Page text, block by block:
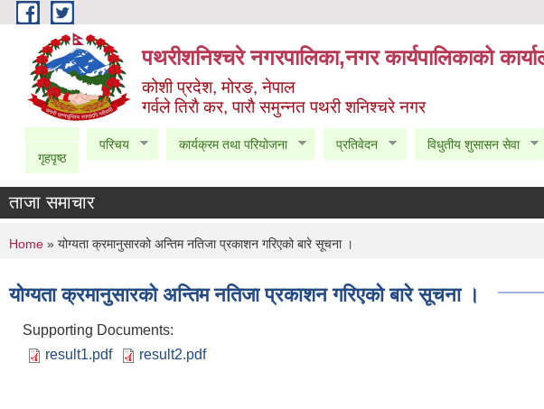
Skip to main content
पथरीशनिश्चरे नगरपालिका,नगर कार्यपालिकाको
कोशी प्रदेश, मोरङ, नेपाल
गर्वले तिराै कर, पाराै समुन्नत पथरी शनिश्चरे नगर
गृहपृष्ठ
परिचय कार्यक्रम तथा परियोजना प्रतिवेदन विधुतीय शुसासन सेवा
ताजा समाचार
You are here
Home » योग्यता क्रमानुसारको अन्तिम नतिजा प्रकाशन गरिएको बारे सूचना ।
योग्यता क्रमानुसारको अन्तिम नतिजा प्रकाशन गरिएको बारे सूचना ।
Supporting Documents:
result1.pdf
result2.pdf